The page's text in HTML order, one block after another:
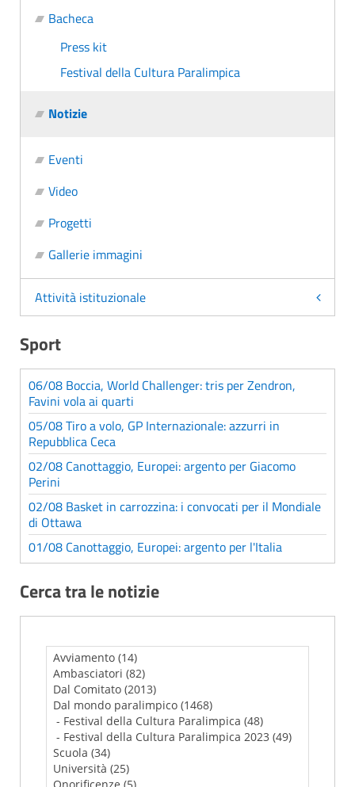
Bacheca
Press kit
Festival della Cultura Paralimpica
Notizie
Eventi
Video
Progetti
Gallerie immagini
Attività istituzionale
Sport
06/08 Boccia, World Challenger: tris per Zendron,
Favini vola ai quarti
05/08 Tiro a volo, GP Internazionale: azzurri in
Repubblica Ceca
02/08 Canottaggio, Europei: argento per Giacomo
Perini
02/08 Basket in carrozzina: i convocati per il Mondiale
di Ottawa
01/08 Canottaggio, Europei: argento per l'Italia
Cerca tra le notizie